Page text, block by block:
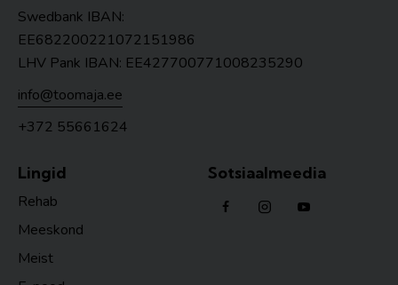
Swedbank IBAN:
EE682200221072151986
LHV Pank IBAN: EE427700771008235290
info@toomaja.ee
+372 55661624
Lingid
Rehab
Meeskond
Meist
Sotsiaalmeedia